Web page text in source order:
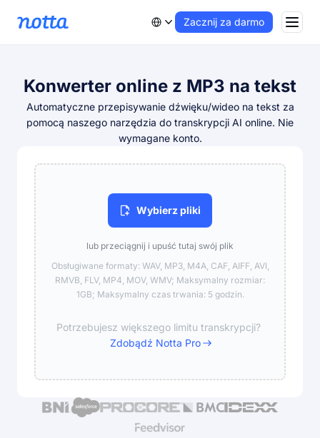
Zacznij za darmo
Konwerter online z MP3 na tekst
Automatyczne przepisywanie dźwięku/wideo na tekst za
pomocą naszego narzędzia do transkrypcji AI online. Nie
wymagane konto.
Wybierz pliki
lub przeciągnij i upuść tutaj swój plik
Obsługiwane formaty: WAV, MP3, M4A, CAF, AIFF, AVI,
RMVB, FLV, MP4, MOV, WMV; Maksymalny rozmiar:
1GB; Maksymalny czas trwania: 5 godzin.
Potrzebujesz większego limitu transkrypcji?
Zdobądź Notta Pro